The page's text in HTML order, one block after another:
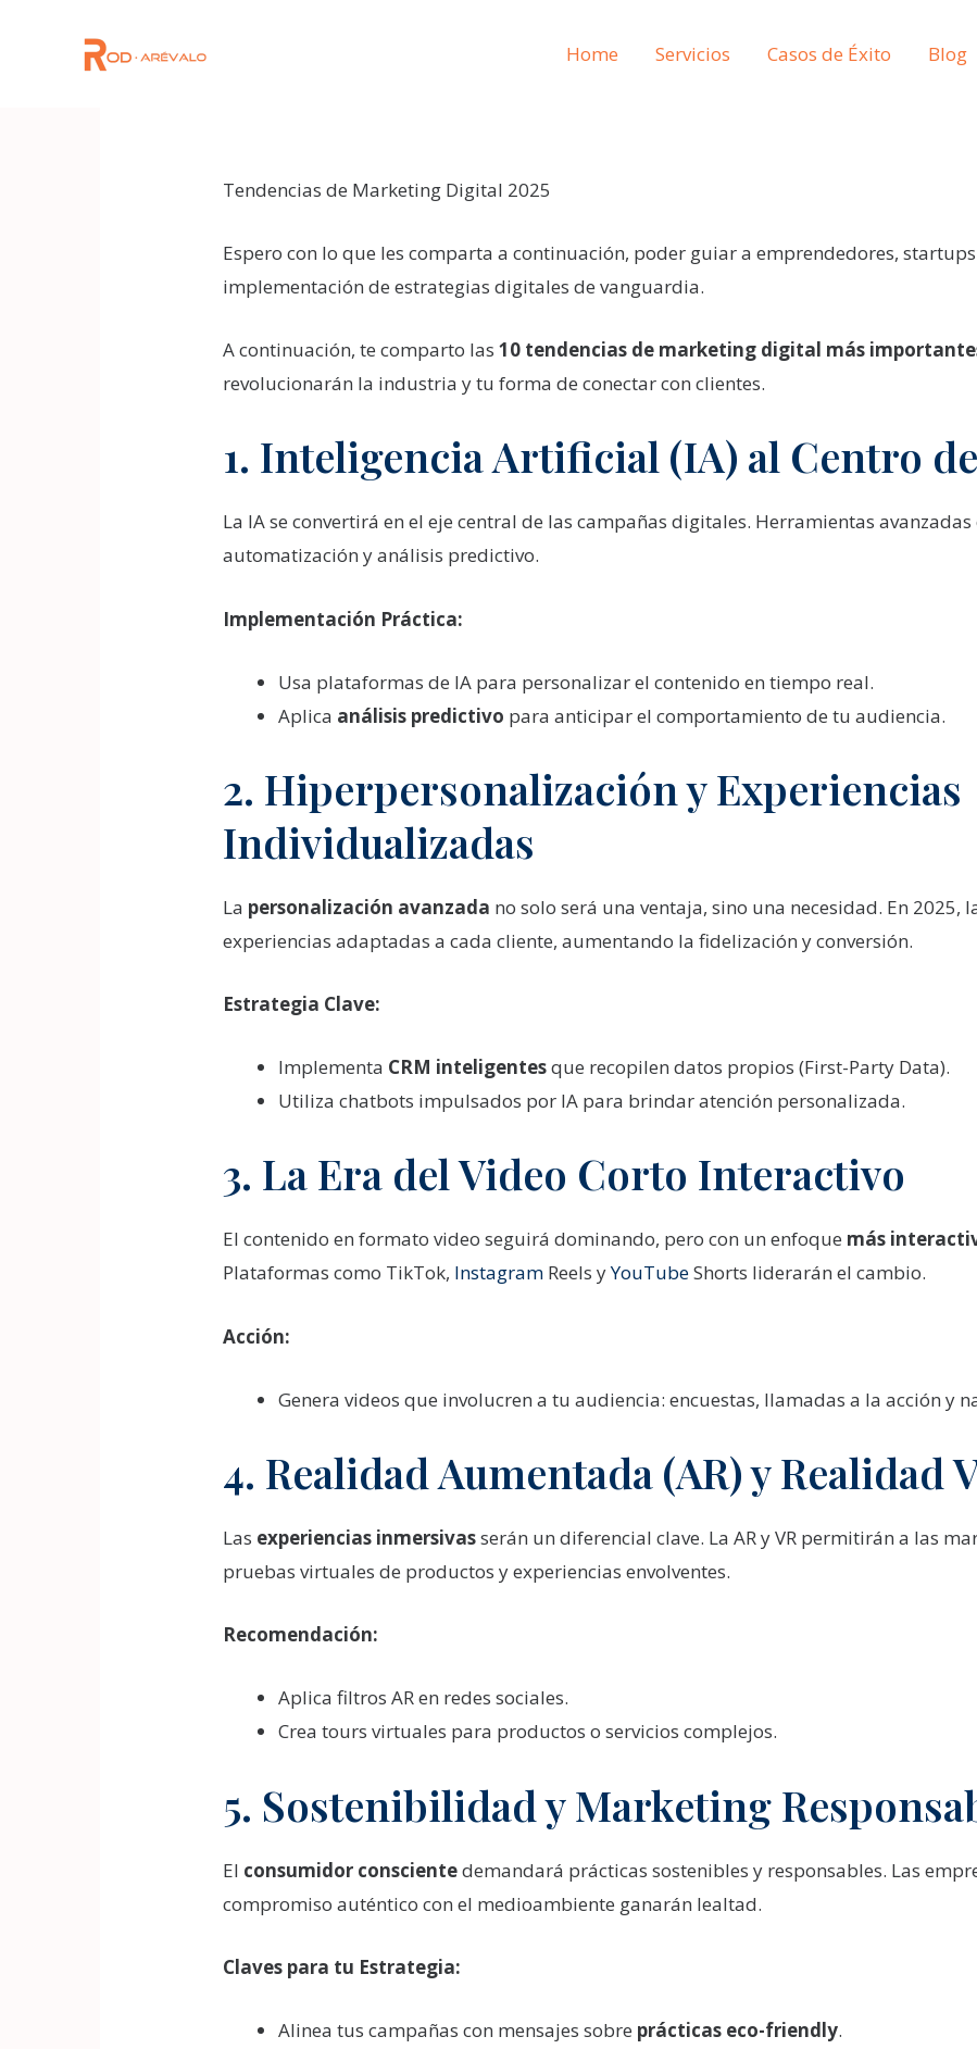
Home Servicios Casos de Éxito Blog
Tendencias de Marketing Digital 2025
Espero con lo que les comparta a continuación, poder guiar a emprendedores, startups
implementación de estrategias digitales de vanguardia.
A continuación, te comparto las10 tendencias de marketing digital más
revolucionarán la industria y tu forma de conectar con clientes.
1. Inteligencia Artificial (IA) al Centro
La IA se convertirá en el eje central de las campañas digitales. Herramientas
automatización y análisis predictivo.
Implementación Práctica:
Usa plataformas de IA para personalizar el contenido en tiempo real.
Aplica análisis predictivo para anticipar el comportamiento de tu audiencia.
2. Hiperpersonalización y Experiencias
Individualizadas
La personalización avanzada no solo será una ventaja, sino una necesidad. En 2025,
experiencias adaptadas a cada cliente, aumentando la fidelización y conversión.
Estrategia Clave:
Implementa CRM inteligentesque recopilen datos propios (First-Party Data).
Utiliza chatbots impulsados por IA para brindar atención personalizada.
3. La Era del Video Corto Interactivo
El contenido en formato video seguirá dominando, pero con un enfoque más
Plataformas como TikTok, Instagram Reels yYouTubeShorts liderarán el cambio.
Acción:
Genera videos que involucren a tu audiencia: encuestas, llamadas a la acción y
4. Realidad Aumentada (AR) y Realidad
Las experiencias inmersivasserán un diferencial clave. La AR y VR permitirán a las
pruebas virtuales de productos y experiencias envolventes.
Recomendación:
Aplica filtros AR en redes sociales.
Crea tours virtuales para productos o servicios complejos.
5. Sostenibilidad y Marketing
El consumidor conscientedemandará prácticas sostenibles y responsables. Las
compromiso auténtico con el medioambiente ganarán lealtad.
Claves para tu Estrategia:
Alinea tus campañas con mensajes sobre prácticas eco-friendly.